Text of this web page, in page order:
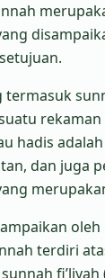
termasuk
rekaman
hadis
dan juga
terdiri